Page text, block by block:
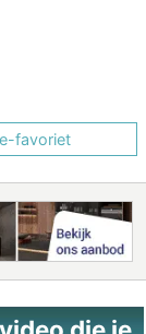
favoriet